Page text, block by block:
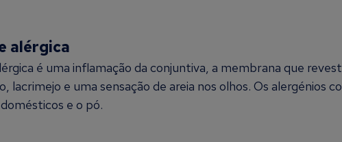
alérgica
é uma inflamação da conjuntiva, a membrana que
lacrimejo e uma sensação de areia nos olhos. Os alergénios
e o pó.